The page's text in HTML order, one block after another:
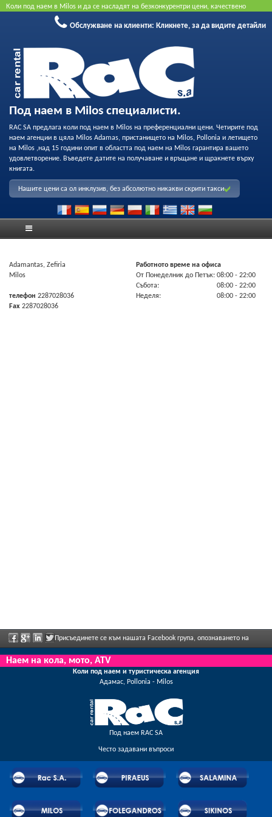
Коли под наем в Milos и да се насладят на безконкурентри цени, качествено
обслужване и възможност за професионален запис на нашия флот. Резервирайте
онлайн, за да получите най-добрата цена. Не се изисква кредитна карта.
Обслужване на клиенти: Кликнете, за да видите детайли
Под наем в Milos специалисти.
RAC SA предлага коли под наем в Milos на преференциални цени. Четирите под
наем агенции в цяла Milos Adamas, пристанището на Milos, Pollonia и летището
на Milos ,над 15 години опит в областта под наем на Milos гарантира вашето
удовлетворение. Въведете датите на получаване и връщане и щракнете върху
книгата.
Нашите цени са ол инклузив, без абсолютно никакви скрити такси
Adamantas, Zefiria
Milos
телефон 2287028036
Fax 2287028036
Работното време на офиса
От Πонеделник до Πетък: 08:00 - 22:00
Събота:
08:00 - 22:00
Неделя:
08:00 - 22:00
Присъединете се към нашата Facebook група, опознаването на
персонала, моля, изпратете ни обратна информация и да се насладите редовно
рекламираните отстъпки и предложения.
Наем на кола, мото, ATV
Коли под наем и туристическа агенция
Адамас, Pollonia - Milos
Под наем RAC SA
Често задавани въпроси